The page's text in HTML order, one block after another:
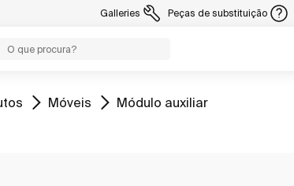
Galleries Peças de substituição
Ir para
Móveis Ir para
Módulo auxiliar